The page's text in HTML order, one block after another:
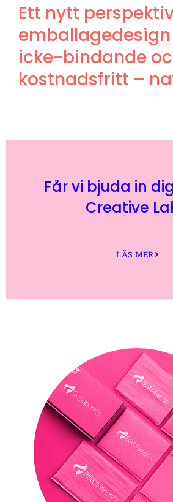
Ett nytt
emballagedesign
icke-bindande
kostnadsfritt –
Får vi bjuda in
Creative
LÄS MER